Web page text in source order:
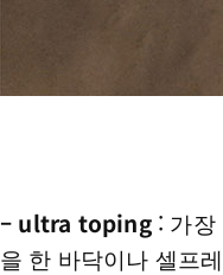
– ultra toping: 가장
을 한 바닥이나 셀프